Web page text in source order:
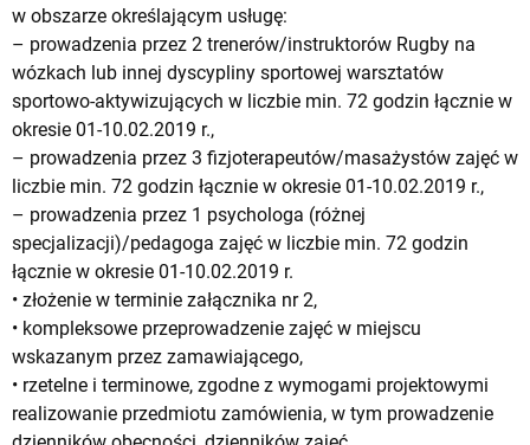
w obszarze określającym usługę:
– prowadzenia przez 2 trenerów/instruktorów Rugby na
wózkach lub innej dyscypliny sportowej warsztatów
sportowo-aktywizujących w liczbie min. 72 godzin łącznie w
okresie 01-10.02.2019 r.,
– prowadzenia przez 3 fizjoterapeutów/masażystów zajęć w
liczbie min. 72 godzin łącznie w okresie 01-10.02.2019 r.,
– prowadzenia przez 1 psychologa (różnej
specjalizacji)/pedagoga zajęć w liczbie min. 72 godzin
łącznie w okresie 01-10.02.2019 r.
• złożenie w terminie załącznika nr 2,
• kompleksowe przeprowadzenie zajęć w miejscu
wskazanym przez zamawiającego,
• rzetelne i terminowe, zgodne z wymogami projektowymi
realizowanie przedmiotu zamówienia, w tym prowadzenie